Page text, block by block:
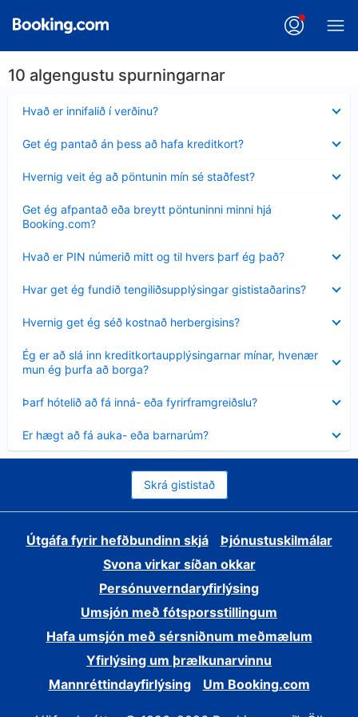
10 algengustu spurningarnar
Hvað er innifalið í verðinu?
sýnt
Get ég pantað án þess að hafa kreditkort?
sýnt
Hvernig veit ég að pöntunin mín sé staðfest?
sýnt
Get ég afpantað eða breytt pöntuninni minni hjá
Booking.com?
sýnt
Hvað er PIN númerið mitt og til hvers þarf ég það?
sýnt
Hvar get ég fundið tengiliðsupplýsingar gististaðarins?
sýnt
Hvernig get ég séð kostnað herbergisins?
sýnt
Ég er að slá inn kreditkortaupplýsingarnar mínar, hvenær
mun ég þurfa að borga?
Minna
sýnt
Þarf hótelið að fá inná- eða fyrirframgreiðslu?
sýnt
Er hægt að fá auka- eða barnarúm?
sýnt
Skrá gististað
Útgáfa fyrir hefðbundinn skjá
Þjónustuskilmálar
Svona virkar síðan okkar
Persónuverndaryfirlýsing
Umsjón með fótsporsstillingum
Hafa umsjón með sérsniðnum meðmælum
Yfirlýsing um þrælkunarvinnu
Mannréttindayfirlýsing
Um Booking.com